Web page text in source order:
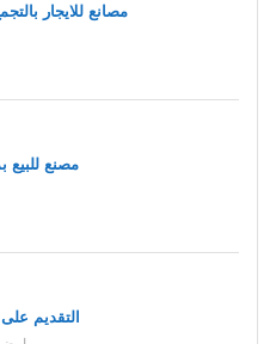
مصانع للايجار بالتجمع 60 مصنع
70 مصنع
التقديم